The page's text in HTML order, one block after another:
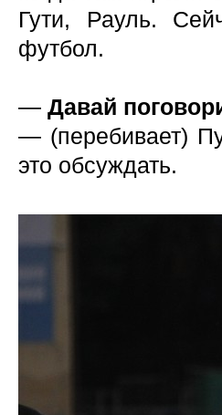
Гути, Рауль.
футбол.
— Давай
— (перебивает)
это обсуждать.